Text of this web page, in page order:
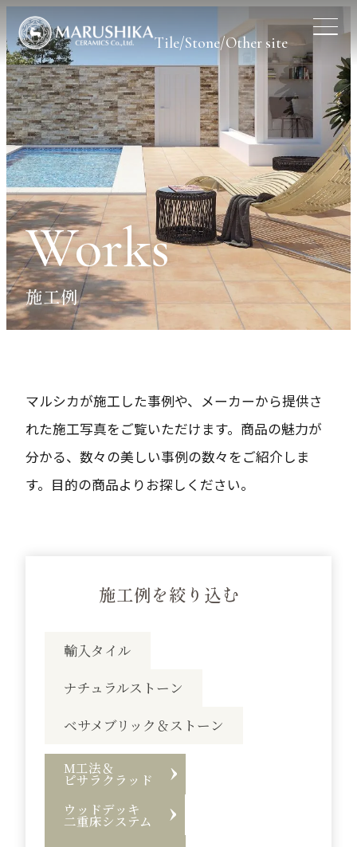
Tile/Stone/Other site
企業サイトはこちら
Works
施工例
マルシカが施工した事例や、メーカーから提供さ
れた施工写真をご覧いただけます。 商品の魅力が
分かる、数々の美しい事例の数々をご紹介しま
す。目的の商品よりお探しください。
施工例を絞り込む
輸入タイル
ナチュラルストーン
ベサメブリック＆ストーン
M工法＆
ピサラクラッド
ウッドデッキ
二重床システム